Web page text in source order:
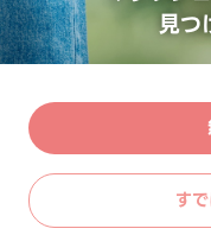
見つ
す